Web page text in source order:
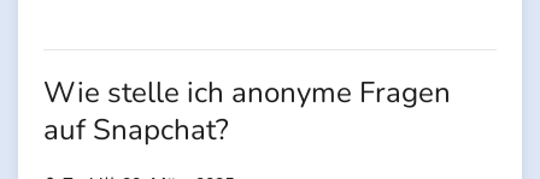
Wie stelle ich anonyme Fragen
auf Snapchat?